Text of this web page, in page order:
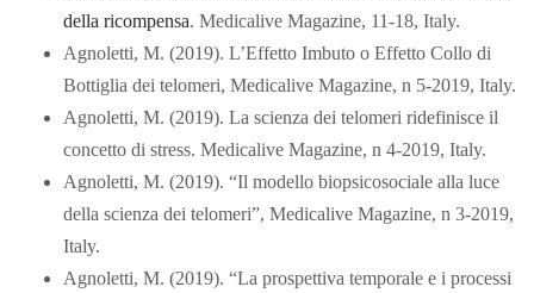
della ricompensa. Medicalive Magazine, 11-18, Italy.
Agnoletti, M. (2019). L’Effetto Imbuto o Effetto Collo di
Bottiglia dei telomeri, Medicalive Magazine, n 5-2019, Italy.
Agnoletti, M. (2019). La scienza dei telomeri ridefinisce il
concetto di stress. Medicalive Magazine, n 4-2019, Italy.
Agnoletti, M. (2019). “Il modello biopsicosociale alla luce
della scienza dei telomeri”, Medicalive Magazine, n 3-2019,
Italy.
Agnoletti, M. (2019). “La prospettiva temporale e i processi